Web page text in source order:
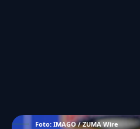
Foto: IMAGO / ZUMA Wire